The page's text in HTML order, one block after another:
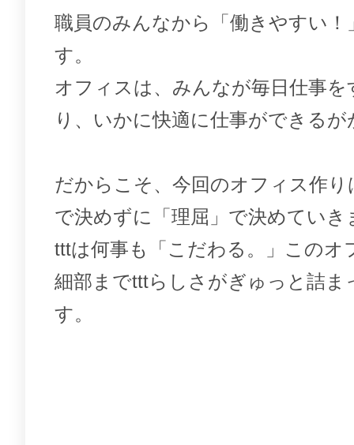
職員のみんなから「働きやすい！
す。
オフィスは、みんなが毎日仕事を
り、いかに快適に仕事ができるが
だからこそ、今回のオフィス作り
で決めずに「理屈」で決めていき
tttは何事も「こだわる。」このオ
細部までtttらしさがぎゅっと詰ま
す。